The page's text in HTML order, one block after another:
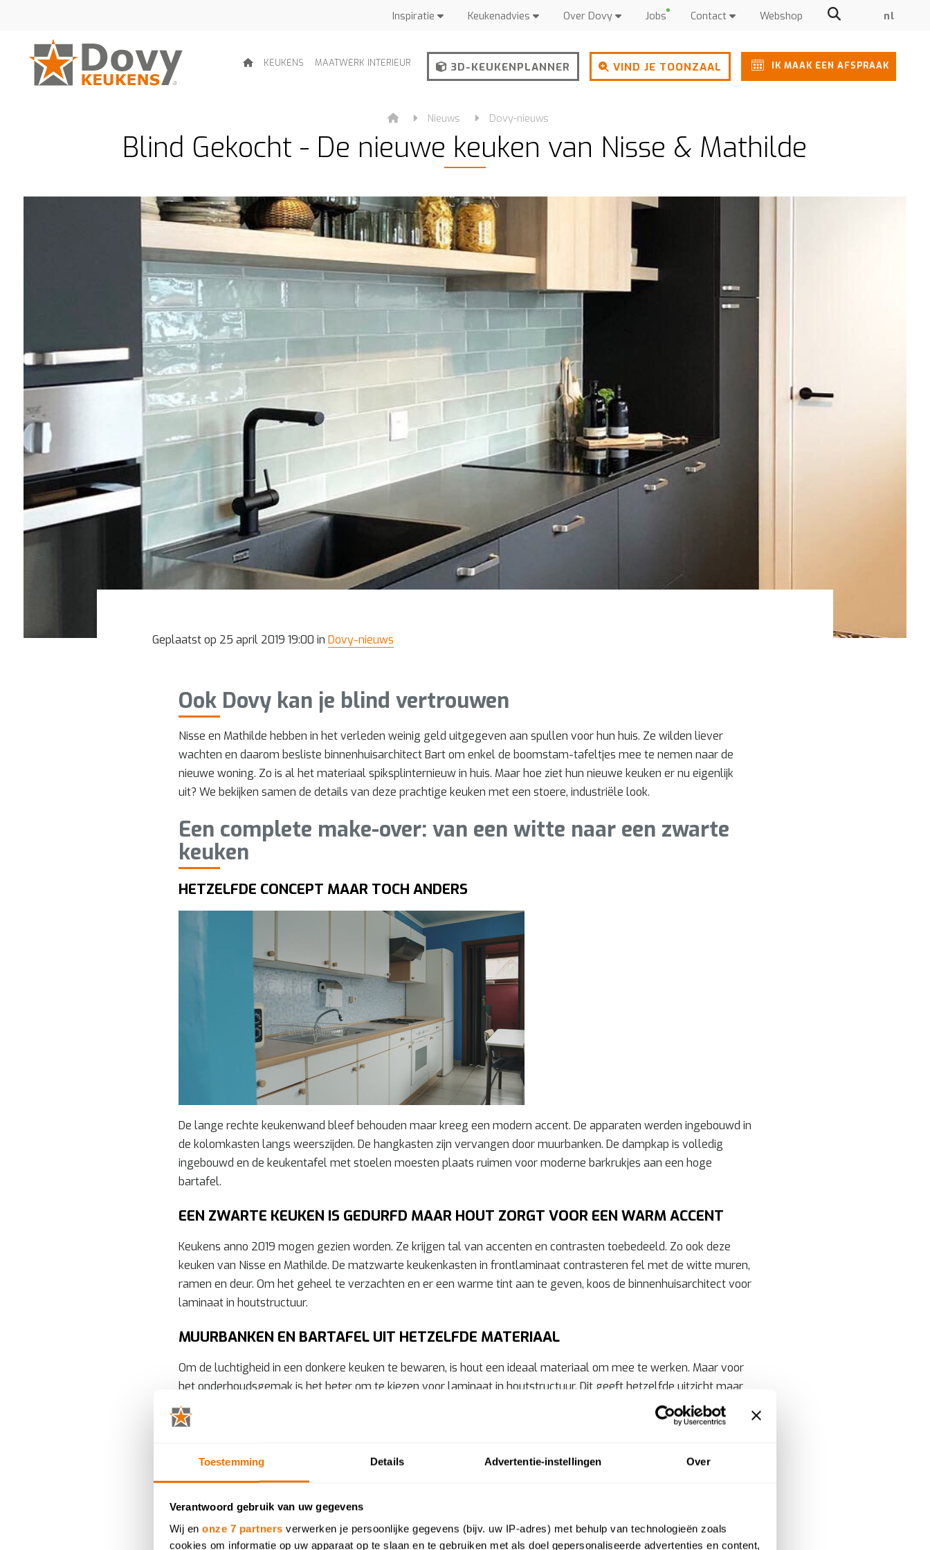
Toestemming Details Advertentie-instellingen Over
Verantwoord gebruik van uw gegevens
Wij en onze 7 partners verwerken je persoonlijke gegevens (bijv. uw IP-adres) met behulp van technologieën zoals
cookies om informatie op uw apparaat op te slaan en te gebruiken met als doel gepersonaliseerde advertenties en content,
Inspiratie Keukenadvies Over Dovy Jobs Contact Webshop nl
KEUKENS MAATWERK INTERIEUR 3D-KEUKENPLANNER VIND JE TOONZAAL IK MAAK EEN AFSPRAAK
Nieuws Dovy-nieuws
Blind Gekocht - De nieuwe keuken van Nisse & Mathilde
Geplaatst op 25 april 2019 19:00 in Dovy-nieuws
Ook Dovy kan je blind vertrouwen
Nisse en Mathilde hebben in het verleden weinig geld uitgegeven aan spullen voor hun huis. Ze wilden liever
wachten en daarom besliste binnenhuisarchitect Bart om enkel de boomstam-tafeltjes mee te nemen naar de
nieuwe woning. Zo is al het materiaal spiksplinternieuw in huis. Maar hoe ziet hun nieuwe keuken er nu eigenlijk
uit? We bekijken samen de details van deze prachtige keuken met een stoere, industriële look.
Een complete make-over: van een witte naar een zwarte
keuken
HETZELFDE CONCEPT MAAR TOCH ANDERS
De lange rechte keukenwand bleef behouden maar kreeg een modern accent. De apparaten werden ingebouwd in
de kolomkasten langs weerszijden. De hangkasten zijn vervangen door muurbanken. De dampkap is volledig
ingebouwd en de keukentafel met stoelen moesten plaats ruimen voor moderne barkrukjes aan een hoge
bartafel.
EEN ZWARTE KEUKEN IS GEDURFD MAAR HOUT ZORGT VOOR EEN WARM ACCENT
Keukens anno 2019 mogen gezien worden. Ze krijgen tal van accenten en contrasten toebedeeld. Zo ook deze
keuken van Nisse en Mathilde. De matzwarte keukenkasten in frontlaminaat contrasteren fel met de witte muren,
ramen en deur. Om het geheel te verzachten en er een warme tint aan te geven, koos de binnenhuisarchitect voor
laminaat in houtstructuur.
MUURBANKEN EN BARTAFEL UIT HETZELFDE MATERIAAL
Om de luchtigheid in een donkere keuken te bewaren, is hout een ideaal materiaal om mee te werken. Maar voor
het onderhoudsgemak is het beter om te kiezen voor laminaat in houtstructuur. Dit geeft hetzelfde uitzicht maar
het trekt niet krom, vervormt niet in een soms vochtige en warme ruimte en laminaat is heel makkelijk in
onderhoud.
Om eenheid te creëren werden zowel de muurbanken als de bartafel in hetzelfde materiaal vervaardigd. En heb
je ook gelet op de ingebouwde dampkap? Jawel, de dampkap werd volledig weggewerkt en rondom afgewerkt
WERKBLAD IN NATUURSTEEN